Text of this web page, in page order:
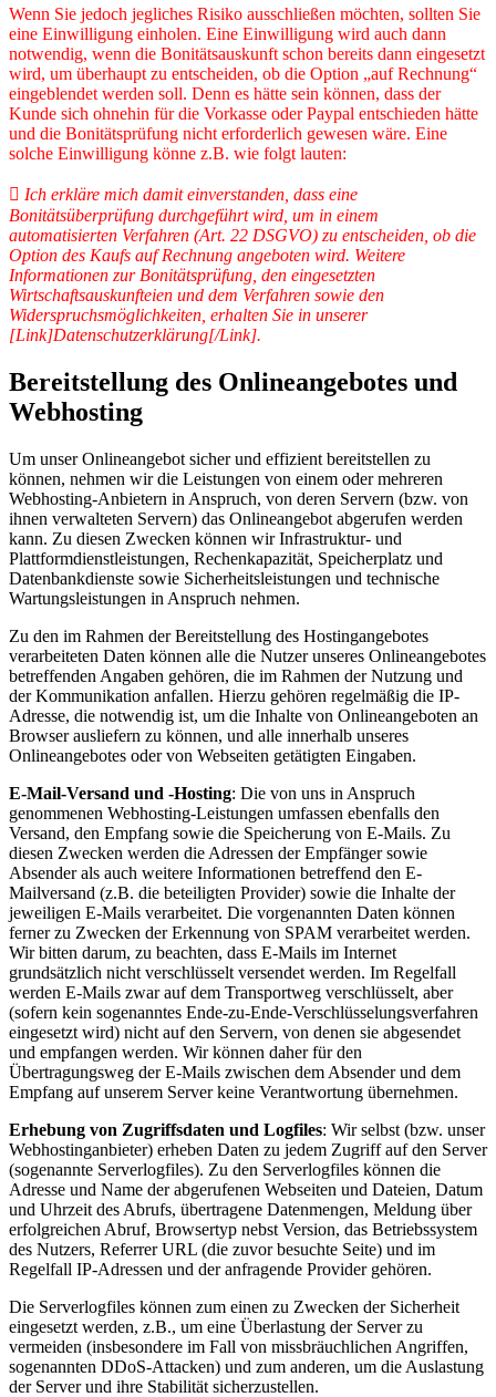
Wenn Sie jedoch jegliches Risiko ausschließen möchten, sollten Sie
eine Einwilligung einholen. Eine Einwilligung wird auch dann
notwendig, wenn die Bonitätsauskunft schon bereits dann eingesetzt
wird, um überhaupt zu entscheiden, ob die Option „auf Rechnung“
eingeblendet werden soll. Denn es hätte sein können, dass der
Kunde sich ohnehin für die Vorkasse oder Paypal entschieden hätte
und die Bonitätsprüfung nicht erforderlich gewesen wäre. Eine
solche Einwilligung könne z.B. wie folgt lauten:
 Ich erkläre mich damit einverstanden, dass eine
Bonitätsüberprüfung durchgeführt wird, um in einem
automatisierten Verfahren (Art. 22 DSGVO) zu entscheiden, ob die
Option des Kaufs auf Rechnung angeboten wird. Weitere
Informationen zur Bonitätsprüfung, den eingesetzten
Wirtschaftsauskunfteien und dem Verfahren sowie den
Widerspruchsmöglichkeiten, erhalten Sie in unserer
[Link]Datenschutzerklärung[/Link].
Bereitstellung des Onlineangebotes und
Webhosting
Um unser Onlineangebot sicher und effizient bereitstellen zu
können, nehmen wir die Leistungen von einem oder mehreren
Webhosting-Anbietern in Anspruch, von deren Servern (bzw. von
ihnen verwalteten Servern) das Onlineangebot abgerufen werden
kann. Zu diesen Zwecken können wir Infrastruktur- und
Plattformdienstleistungen, Rechenkapazität, Speicherplatz und
Datenbankdienste sowie Sicherheitsleistungen und technische
Wartungsleistungen in Anspruch nehmen.
Zu den im Rahmen der Bereitstellung des Hostingangebotes
verarbeiteten Daten können alle die Nutzer unseres Onlineangebotes
betreffenden Angaben gehören, die im Rahmen der Nutzung und
der Kommunikation anfallen. Hierzu gehören regelmäßig die IP-
Adresse, die notwendig ist, um die Inhalte von Onlineangeboten an
Browser ausliefern zu können, und alle innerhalb unseres
Onlineangebotes oder von Webseiten getätigten Eingaben.
E-Mail-Versand und -Hosting: Die von uns in Anspruch
genommenen Webhosting-Leistungen umfassen ebenfalls den
Versand, den Empfang sowie die Speicherung von E-Mails. Zu
diesen Zwecken werden die Adressen der Empfänger sowie
Absender als auch weitere Informationen betreffend den E-
Mailversand (z.B. die beteiligten Provider) sowie die Inhalte der
jeweiligen E-Mails verarbeitet. Die vorgenannten Daten können
ferner zu Zwecken der Erkennung von SPAM verarbeitet werden.
Wir bitten darum, zu beachten, dass E-Mails im Internet
grundsätzlich nicht verschlüsselt versendet werden. Im Regelfall
werden E-Mails zwar auf dem Transportweg verschlüsselt, aber
(sofern kein sogenanntes Ende-zu-Ende-Verschlüsselungsverfahren
eingesetzt wird) nicht auf den Servern, von denen sie abgesendet
und empfangen werden. Wir können daher für den
Übertragungsweg der E-Mails zwischen dem Absender und dem
Empfang auf unserem Server keine Verantwortung übernehmen.
Erhebung von Zugriffsdaten und Logfiles: Wir selbst (bzw. unser
Webhostinganbieter) erheben Daten zu jedem Zugriff auf den Server
(sogenannte Serverlogfiles). Zu den Serverlogfiles können die
Adresse und Name der abgerufenen Webseiten und Dateien, Datum
und Uhrzeit des Abrufs, übertragene Datenmengen, Meldung über
erfolgreichen Abruf, Browsertyp nebst Version, das Betriebssystem
des Nutzers, Referrer URL (die zuvor besuchte Seite) und im
Regelfall IP-Adressen und der anfragende Provider gehören.
Die Serverlogfiles können zum einen zu Zwecken der Sicherheit
eingesetzt werden, z.B., um eine Überlastung der Server zu
vermeiden (insbesondere im Fall von missbräuchlichen Angriffen,
sogenannten DDoS-Attacken) und zum anderen, um die Auslastung
der Server und ihre Stabilität sicherzustellen.